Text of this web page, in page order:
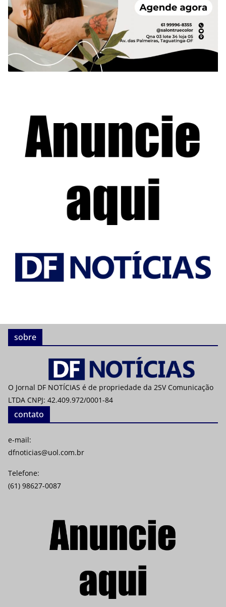
sobre
O Jornal DF NOTÍCIAS é de propriedade da 2SV Comunicação
LTDA CNPJ: 42.409.972/0001-84
contato
e-mail:
dfnoticias@uol.com.br
Telefone:
(61) 98627-0087